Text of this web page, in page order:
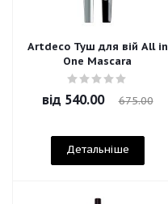
Artdeco Туш для вій All in
One Mascara
від 540.00 675.00
Детальніше